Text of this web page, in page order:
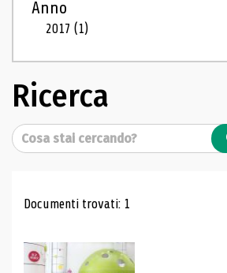
Anno
2017(1)
Ricerca
Cerca
Risultati di ricerca
Documenti trovati: 1